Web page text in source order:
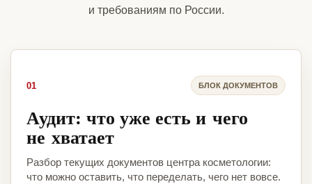
и требованиям по России.
01 БЛОК ДОКУМЕНТОВ
Аудит: что уже есть и чего
не хватает
Разбор текущих документов центра косметологии:
что можно оставить, что переделать, чего нет вовсе.